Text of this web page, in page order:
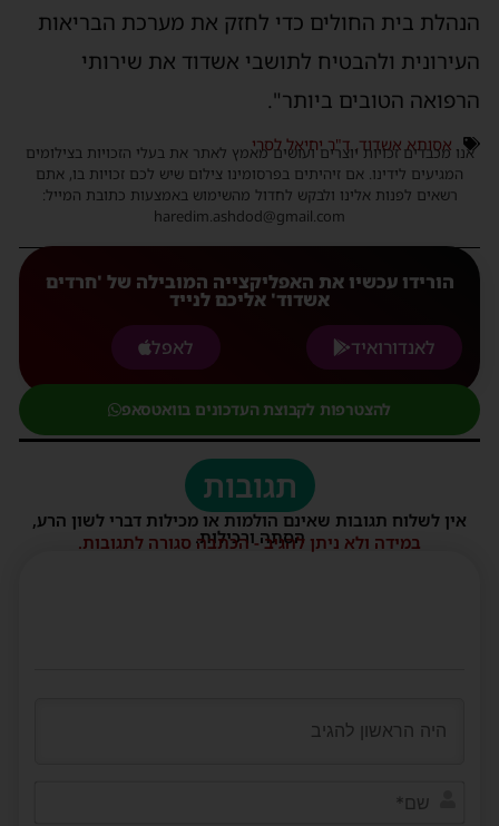
הנהלת בית החולים כדי לחזק את מערכת הבריאות
העירונית ולהבטיח לתושבי אשדוד את שירותי
הרפואה הטובים ביותר".
אסותא אשדוד,ד"ר יחיאל לסרי
אנו מכבדים זכויות יוצרים ועושים מאמץ לאתר את בעלי הזכויות בצילומים
המגיעים לידינו. אם זיהיתים בפרסומינו צילום שיש לכם זכויות בו, אתם
רשאים לפנות אלינו ולבקש לחדול מהשימוש באמצעות כתובת המייל:
haredim.ashdod@gmail.com
הורידו עכשיו את האפליקצייה המובילה של 'חרדים
אשדוד' אליכם לנייד
לאנדורואיד
לאפל
להצטרפות לקבוצת העדכונים בוואטסאפ
תגובות
אין לשלוח תגובות שאינם הולמות או מכילות דברי לשון הרע,
הסתה ורכילות.
במידה ולא ניתן להגיב - הכתבה סגורה לתגובות.